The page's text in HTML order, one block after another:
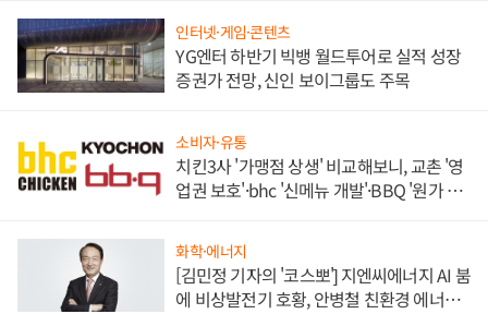
인터넷·게임·콘텐츠
YG엔터 하반기 빅뱅 월드투어로 실적 성장
증권가 전망, 신인 보이그룹도 주목
소비자·유통
치킨3사 '가맹점 상생' 비교해보니, 교촌 '영
업권 보호'·bhc '신메뉴 개발'·BBQ '원가 부
화학·에너지
[김민정 기자의 '코스뽀'] 지엔씨에너지 AI 붐
에 비상발전기 호황, 안병철 친환경 에너지